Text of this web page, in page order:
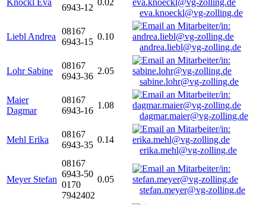
Knöckl Eva
6943-12
0.02
eva.knoeckl@vg-zolling.de
Liebl Andrea
08167
6943-15
0.10
andrea.liebl@vg-zolling.de
Lohr Sabine
08167
6943-36
2.05
sabine.lohr@vg-zolling.de
Maier
Dagmar
08167
6943-16
1.08
dagmar.maier@vg-zolling.de
Mehl Erika
08167
6943-35
0.14
erika.mehl@vg-zolling.de
Meyer Stefan
08167
6943-50
0170
7942402
0.05
stefan.meyer@vg-zolling.de